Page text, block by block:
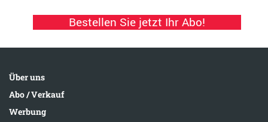
Bestellen Sie jetzt Ihr Abo!
Über uns
Abo / Verkauf
Werbung